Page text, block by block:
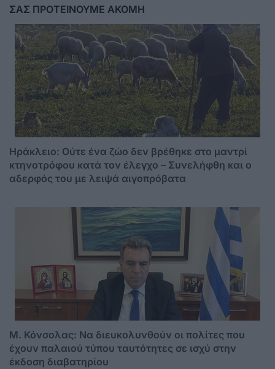
ΣΑΣ ΠΡΟΤΕΙΝΟΥΜΕ ΑΚΟΜΗ
Ηράκλειο: Ούτε ένα ζώο δεν βρέθηκε στο μαντρί
κτηνοτρόφου κατά τον έλεγχο – Συνελήφθη και ο
αδερφός του με λειψά αιγοπρόβατα
Μ. Κόνσολας: Να διευκολυνθούν οι πολίτες που
έχουν παλαιού τύπου ταυτότητες σε ισχύ στην
έκδοση διαβατηρίου